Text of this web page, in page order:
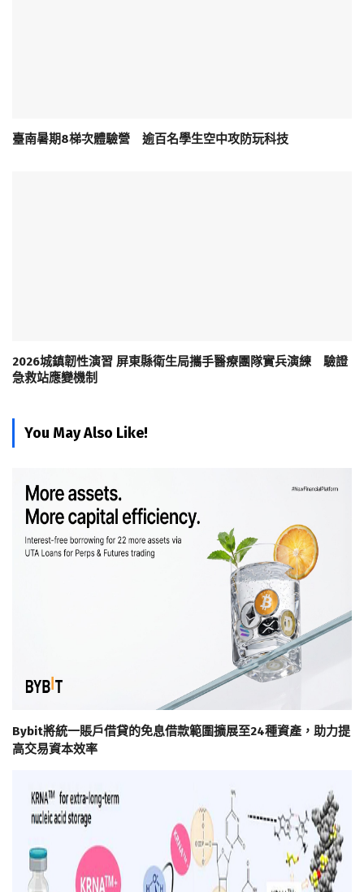
臺南暑期8梯次體驗營 逾百名學生空中攻防玩科技
2026城鎮韌性演習 屏東縣衛生局攜手醫療團隊實兵演練 驗證
急救站應變機制
You May Also Like!
Bybit將統一賬戶借貸的免息借款範圍擴展至24種資產，助力提
高交易資本效率